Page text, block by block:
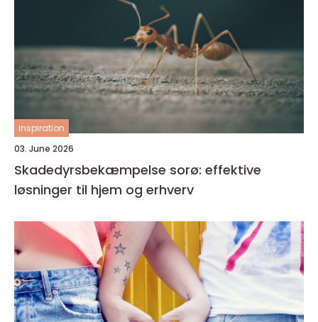
inspiration
03. June 2026
Skadedyrsbekæmpelse sorø: effektive
løsninger til hjem og erhverv